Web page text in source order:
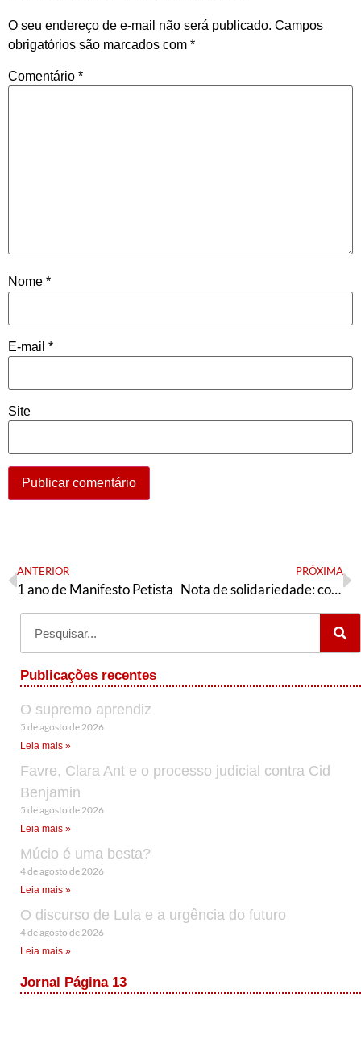
O seu endereço de e-mail não será publicado. Campos
obrigatórios são marcados com *
Comentário *
Nome *
E-mail *
Site
ANTERIOR
1 ano de Manifesto Petista
PRÓXIMA
Nota de solidariedade: companheiros em defesa do povo teresinense!
Publicações recentes
O supremo aprendiz
5 de agosto de 2026
Leia mais »
Favre, Clara Ant e o processo judicial contra Cid
Benjamin
5 de agosto de 2026
Leia mais »
Múcio é uma besta?
4 de agosto de 2026
Leia mais »
O discurso de Lula e a urgência do futuro
4 de agosto de 2026
Leia mais »
Jornal Página 13